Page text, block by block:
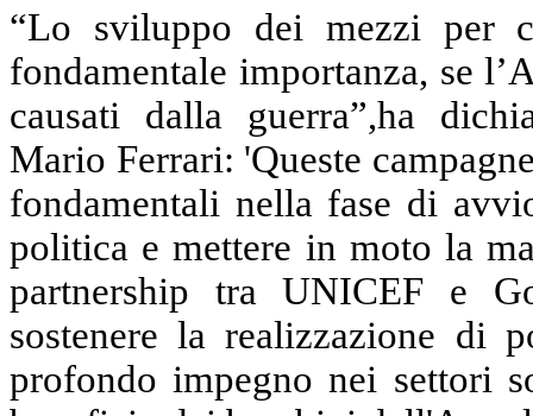
“Lo sviluppo dei mezzi per
fondamentale importanza, se
causati dalla guerra”,ha
Mario Ferrari: 'Queste
fondamentali nella fase di
politica e mettere in moto la
partnership tra UNICEF e
sostenere la realizzazione di
profondo impegno nei settori